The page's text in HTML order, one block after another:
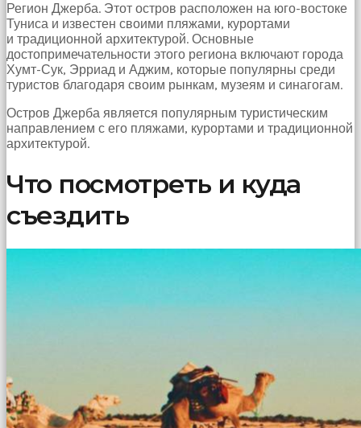
Регион Джерба. Этот остров расположен на юго-востоке
Туниса и известен своими пляжами, курортами
и традиционной архитектурой. Основные
достопримечательности этого региона включают города
Хумт-Сук, Эрриад и Аджим, которые популярны среди
туристов благодаря своим рынкам, музеям и синагогам.
Остров Джерба является популярным туристическим
направлением с его пляжами, курортами и традиционной
архитектурой.
Что посмотреть и куда
съездить